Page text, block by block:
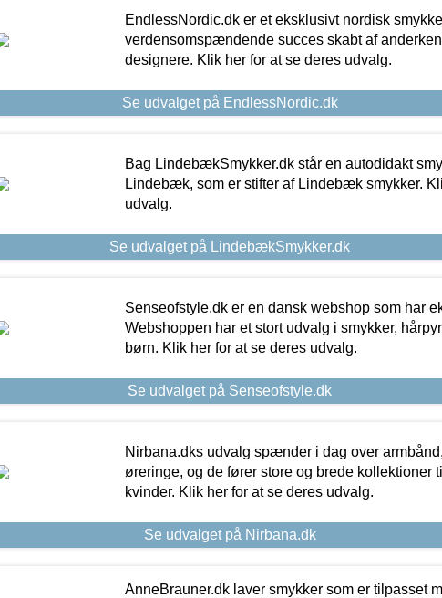
EndlessNordic.dk er et eksklusivt nordisk
verdensomspændende succes skabt af
designere. Klik her for at se deres udvalg.
Se udvalget på EndlessNordic.dk
Bag LindebækSmykker.dk står en autodidakt
Lindebæk, som er stifter af Lindebæk smykker.
udvalg.
Se udvalget på LindebækSmykker.dk
Senseofstyle.dk er en dansk webshop som har
Webshoppen har et stort udvalg i smykker,
børn. Klik her for at se deres udvalg.
Se udvalget på Senseofstyle.dk
Nirbana.dks udvalg spænder i dag over
øreringe, og de fører store og brede kollektioner
kvinder. Klik her for at se deres udvalg.
Se udvalget på Nirbana.dk
AnneBrauner.dk laver smykker som er tilpasset